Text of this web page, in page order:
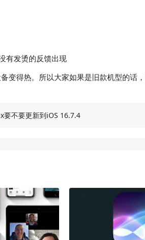
有发烫的反馈出现
变得热。所以大家如果是旧款机型的话
不要更新到iOS 16.7.4